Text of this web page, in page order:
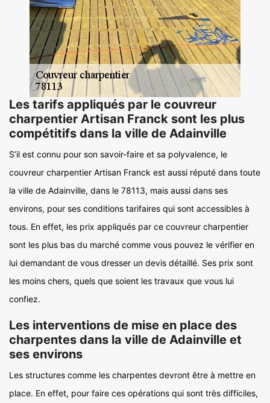
Les tarifs appliqués par le couvreur
charpentier Artisan Franck sont les plus
compétitifs dans la ville de Adainville
S’il est connu pour son savoir-faire et sa polyvalence, le
couvreur charpentier Artisan Franck est aussi réputé dans toute
la ville de Adainville, dans le 78113, mais aussi dans ses
environs, pour ses conditions tarifaires qui sont accessibles à
tous. En effet, les prix appliqués par ce couvreur charpentier
sont les plus bas du marché comme vous pouvez le vérifier en
lui demandant de vous dresser un devis détaillé. Ses prix sont
les moins chers, quels que soient les travaux que vous lui
confiez.
Les interventions de mise en place des
charpentes dans la ville de Adainville et
ses environs
Les structures comme les charpentes devront être à mettre en
place. En effet, pour faire ces opérations qui sont très difficiles,